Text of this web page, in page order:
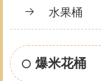
水果桶
爆米花桶